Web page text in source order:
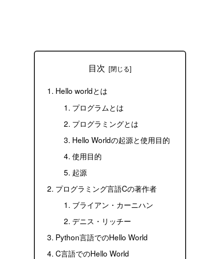
目次
Hello worldとは
プログラムとは
プログラミングとは
Hello Worldの起源と使用目的
使用目的
起源
プログラミング言語Cの著作者
ブライアン・カーニハン
デニス・リッチー
Python言語でのHello World
C言語でのHello World